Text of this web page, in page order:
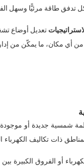
تدفق طاقة مرئيًّا وسهل
تعديل أوضاع
أي مكان، ما يمكّن من
شمسية جديدة أو
ذات تكاليف الكهرباء
أو الفروق الكبيرة